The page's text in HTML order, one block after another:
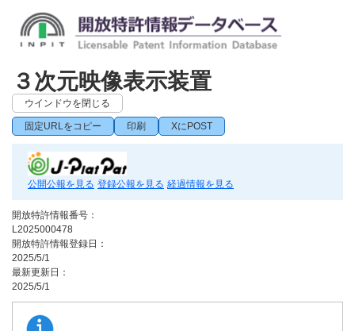
３次元映像表示装置
ウインドウを閉じる
固定URLをコピー 印刷 XにPOST
公開公報を見る 登録公報を見る 経過情報を見る
開放特許情報番号：
L2025000478
開放特許情報登録日：
2025/5/1
最新更新日：
2025/5/1